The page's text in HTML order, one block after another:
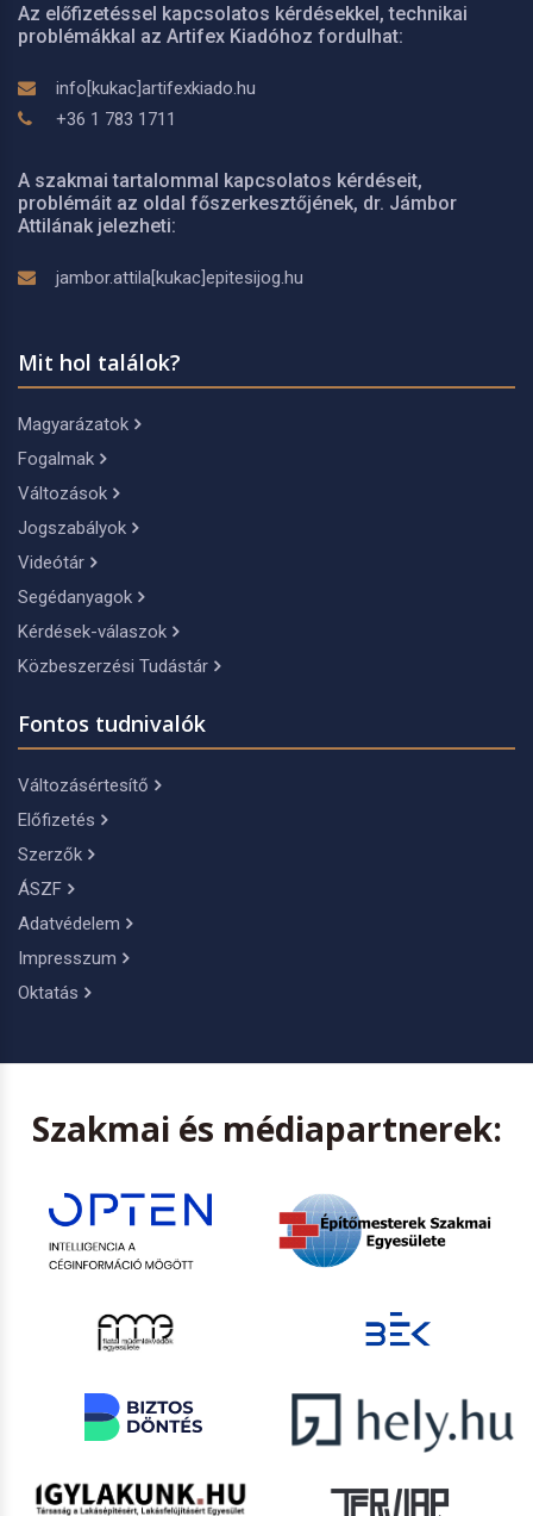
Az előfizetéssel kapcsolatos kérdésekkel, technikai
problémákkal az Artifex Kiadóhoz fordulhat:
info[kukac]artifexkiado.hu
+36 1 783 1711
A szakmai tartalommal kapcsolatos kérdéseit,
problémáit az oldal főszerkesztőjének, dr. Jámbor
Attilának jelezheti:
jambor.attila[kukac]epitesijog.hu
Mit hol találok?
Magyarázatok
Fogalmak
Változások
Jogszabályok
Videótár
Segédanyagok
Kérdések-válaszok
Közbeszerzési Tudástár
Fontos tudnivalók
Változásértesítő
Előfizetés
Szerzők
ÁSZF
Adatvédelem
Impresszum
Oktatás
Szakmai és médiapartnerek: